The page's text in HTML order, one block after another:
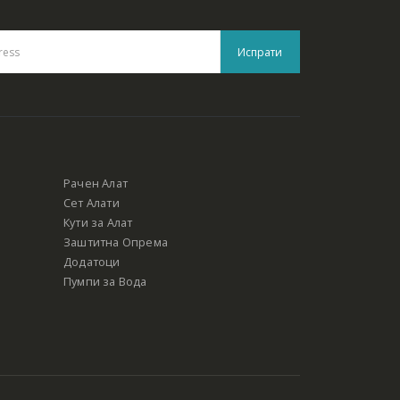
Рачен Алат
Сет Алати
Кути за Алат
Заштитна Опрема
Додатоци
Пумпи за Вода